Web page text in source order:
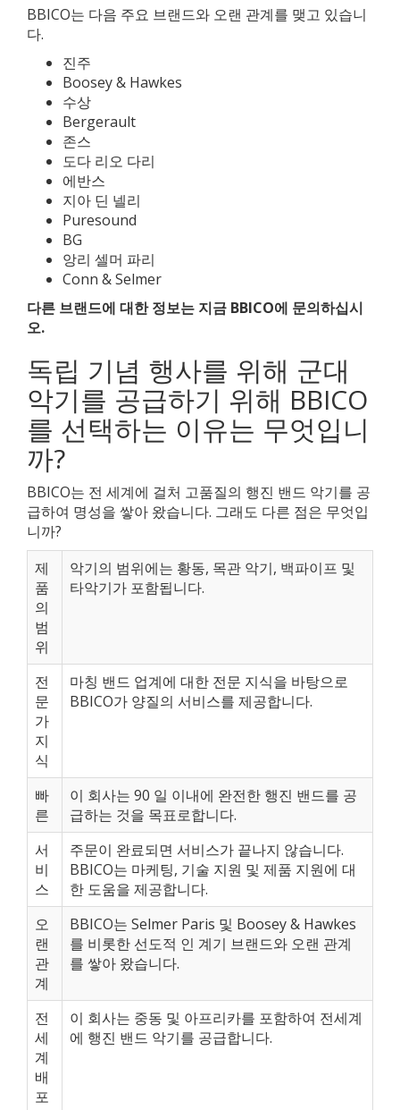
BBICO는 다음 주요 브랜드와 오랜 관계를 맺고 있습니
다.
진주
Boosey & Hawkes
수상
Bergerault
존스
도다 리오 다리
에반스
지아 딘 넬리
Puresound
BG
앙리 셀머 파리
Conn & Selmer
다른 브랜드에 대한 정보는 지금 BBICO에 문의하십시
오.
독립 기념 행사를 위해 군대
악기를 공급하기 위해 BBICO
를 선택하는 이유는 무엇입니
까?
BBICO는 전 세계에 걸처 고품질의 행진 밴드 악기를 공
급하여 명성을 쌓아 왔습니다. 그래도 다른 점은 무엇입
니까?
제
품
의
범
위
악기의 범위에는 황동, 목관 악기, 백파이프 및
타악기가 포함됩니다.
전
문
가
지
식
마칭 밴드 업계에 대한 전문 지식을 바탕으로
BBICO가 양질의 서비스를 제공합니다.
빠
른
이 회사는 90 일 이내에 완전한 행진 밴드를 공
급하는 것을 목표로합니다.
서
비
스
주문이 완료되면 서비스가 끝나지 않습니다.
BBICO는 마케팅, 기술 지원 및 제품 지원에 대
한 도움을 제공합니다.
오
랜
관
계
BBICO는 Selmer Paris 및 Boosey & Hawkes
를 비롯한 선도적 인 계기 브랜드와 오랜 관계
를 쌓아 왔습니다.
전
세
계
배
포
이 회사는 중동 및 아프리카를 포함하여 전세계
에 행진 밴드 악기를 공급합니다.